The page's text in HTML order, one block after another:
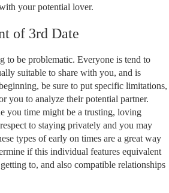
your potential lover.
of 3rd Date
to be problematic. Everyone is tend to
suitable to share with you, and is
be sure to put specific limitations,
you to analyze their potential partner.
you time might be a trusting, loving
to staying privately and you may
types of early on times are a great way
if this individual features equivalent
to, and also compatible relationships